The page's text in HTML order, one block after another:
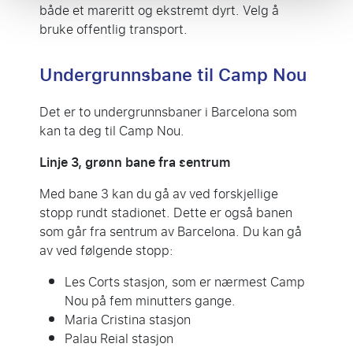
både et mareritt og ekstremt dyrt. Velg å
bruke offentlig transport.
Undergrunnsbane til Camp Nou
Det er to undergrunnsbaner i Barcelona som
kan ta deg til Camp Nou.
Linje 3, grønn bane fra sentrum
Med bane 3 kan du gå av ved forskjellige
stopp rundt stadionet. Dette er også banen
som går fra sentrum av Barcelona. Du kan gå
av ved følgende stopp:
Les Corts stasjon, som er nærmest Camp
Nou på fem minutters gange.
Maria Cristina stasjon
Palau Reial stasjon